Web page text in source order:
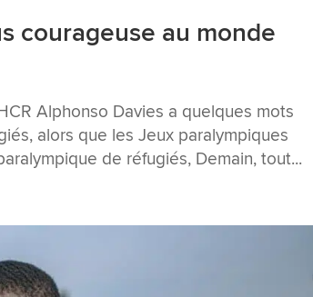
courageuse au monde
Alphonso Davies a quelques mots
alors que les Jeux paralympiques
de réfugiés, Demain, tout...